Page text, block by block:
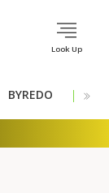
Look Up
BYREDO